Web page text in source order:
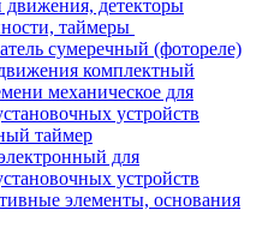
движения, детекторы
таймеры
сумеречный (фотореле)
комплектный
механическое для
устройств
таймер
для
устройств
элементы, основания